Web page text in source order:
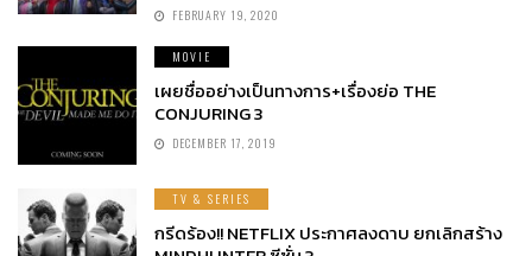
FEBRUARY 19, 2020
MOVIE
เผยชื่ออย่างเป็นทางการ+เรื่องย่อ THE
CONJURING 3
DECEMBER 17, 2019
TV & SERIES
กรีดร้อง!! NETFLIX ประกาศลงดาบ ยกเลิกสร้าง